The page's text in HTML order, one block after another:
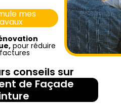
mes
pour réduire
conseils sur
de Façade